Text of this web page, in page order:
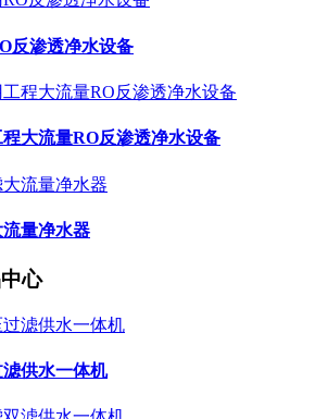
反渗透净水设备
大流量RO反渗透净水设备
量净水器
心
供水一体机